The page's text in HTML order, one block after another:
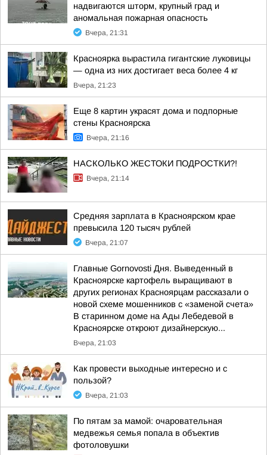
надвигаются шторм, крупный град и
аномальная пожарная опасность
Вчера, 21:31
Красноярка вырастила гигантские луковицы
— одна из них достигает веса более 4 кг
Вчера, 21:23
Еще 8 картин украсят дома и подпорные
стены Красноярска
Вчера, 21:16
НАСКОЛЬКО ЖЕСТОКИ ПОДРОСТКИ?!
Вчера, 21:14
Средняя зарплата в Красноярском крае
превысила 120 тысяч рублей
Вчера, 21:07
Главные Gornovosti Дня. Выведенный в
Красноярске картофель выращивают в
других регионах Красноярцам рассказали о
новой схеме мошенников с «заменой счета»
В старинном доме на Ады Лебедевой в
Красноярске откроют дизайнерскую...
Вчера, 21:03
Как провести выходные интересно и с
пользой?
Вчера, 21:03
По пятам за мамой: очаровательная
медвежья семья попала в объектив
фотоловушки